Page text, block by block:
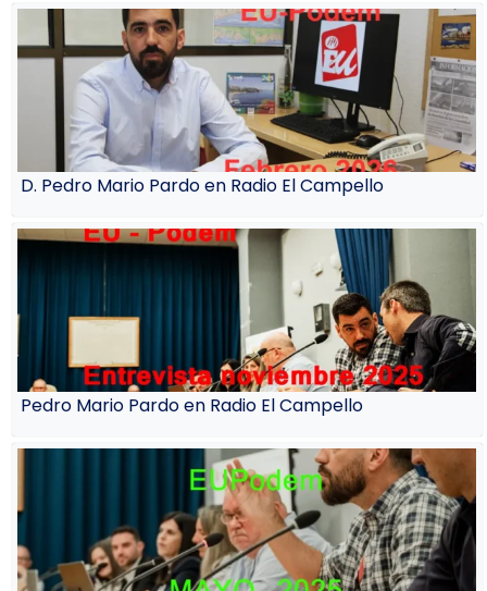
D. Pedro Mario Pardo en Radio El Campello
Pedro Mario Pardo en Radio El Campello